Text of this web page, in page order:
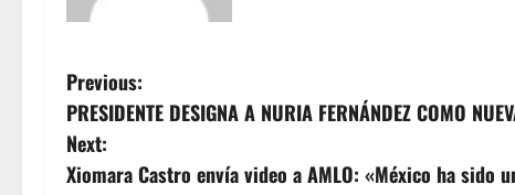
P
o
s
Previous:
PRESIDENTE DESIGNA A NURIA FERNÁNDEZ COMO
Next:
Xiomara Castro envía video a AMLO: «México ha